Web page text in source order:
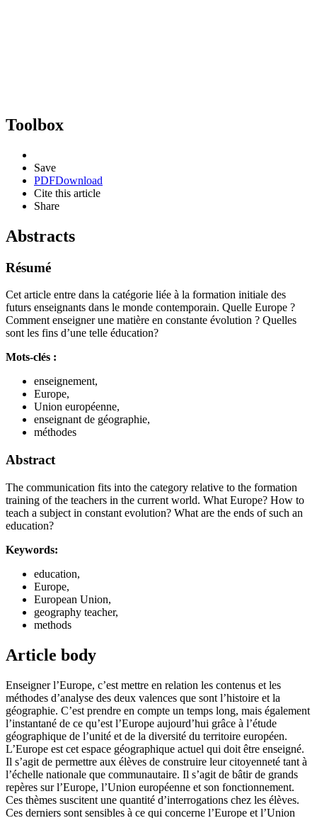
Toolbox
Save
PDFDownload
Cite this article
Share
Abstracts
Résumé
Cet article entre dans la catégorie liée à la formation initiale des
futurs enseignants dans le monde contemporain. Quelle Europe ?
Comment enseigner une matière en constante évolution ? Quelles
sont les fins d’une telle éducation?
Mots-clés :
enseignement,
Europe,
Union européenne,
enseignant de géographie,
méthodes
Abstract
The communication fits into the category relative to the formation
training of the teachers in the current world. What Europe? How to
teach a subject in constant evolution? What are the ends of such an
education?
Keywords:
education,
Europe,
European Union,
geography teacher,
methods
Article body
Enseigner l’Europe, c’est mettre en relation les contenus et les
méthodes d’analyse des deux valences que sont l’histoire et la
géographie. C’est prendre en compte un temps long, mais également
l’instantané de ce qu’est l’Europe aujourd’hui grâce à l’étude
géographique de l’unité et de la diversité du territoire européen.
L’Europe est cet espace géographique actuel qui doit être enseigné.
Il s’agit de permettre aux élèves de construire leur citoyenneté tant à
l’échelle nationale que communautaire. Il s’agit de bâtir de grands
repères sur l’Europe, l’Union européenne et son fonctionnement.
Ces thèmes suscitent une quantité d’interrogations chez les élèves.
Ces derniers sont sensibles à ce qui concerne l’Europe et l’Union